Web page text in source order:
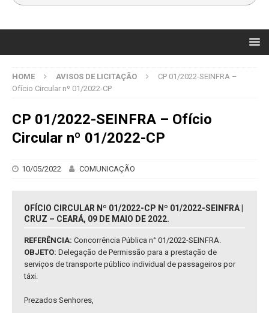
HOME AVISOS DE LICITAÇÃO
CP 01/2022-SEINFRA –
Ofício Circular nº 01/2022-CP
CP 01/2022-SEINFRA – Ofício
Circular nº 01/2022-CP
10/05/2022 COMUNICAÇÃO
OFÍCIO CIRCULAR Nº 01/2022-CP Nº 01/2022-SEINFRA |
CRUZ – CEARÁ, 09 DE MAIO DE 2022.
REFERÊNCIA: Concorrência Pública n° 01/2022-SEINFRA.
OBJETO: Delegação de Permissão para a prestação de
serviços de transporte público individual de passageiros por
táxi.
Prezados Senhores,